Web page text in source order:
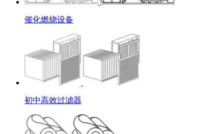
催化燃烧设备
初中高效过滤器